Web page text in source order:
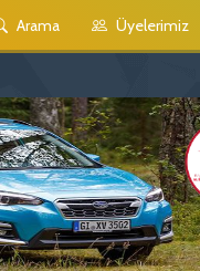
Arama Üyelerimiz